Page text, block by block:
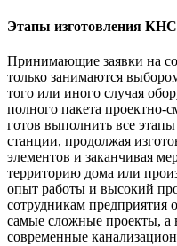
Этапы изготовления КНС
Принимающие заявки на
только занимаются
того или иного случая
полного пакета
готов выполнить все
станции, продолжая
элементов и заканчивая
территорию дома или
опыт работы и высокий
сотрудникам предприятия
самые сложные проекты, а
современные